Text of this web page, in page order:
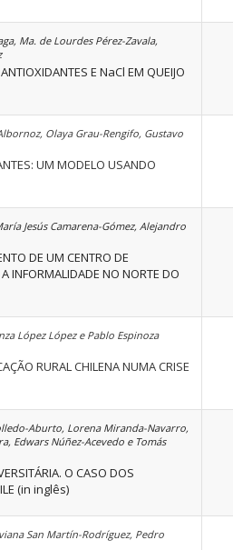
Ma. de Lourdes Pérez-Zavala,
E NaCl EM QUEIJO
Olaya Grau-Rengifo, Gustavo
UM MODELO USANDO
Jesús Camarena-Gómez, Alejandro
DE UM CENTRO DE
INFORMALIDADE NO NORTE DO
López López e Pablo Espinoza
RURAL CHILENA NUMA CRISE
Aburto, Lorena Miranda-Navarro,
Edwars Núñez-Acevedo e Tomás
O CASO DOS
(in inglês)
San Martín-Rodríguez, Pedro